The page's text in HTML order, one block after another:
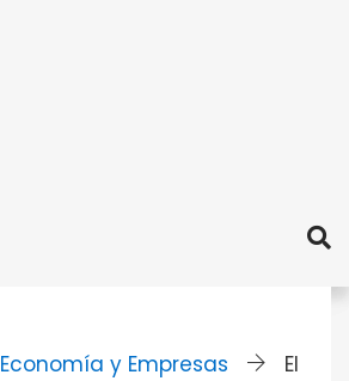
Economía y Empresas
El